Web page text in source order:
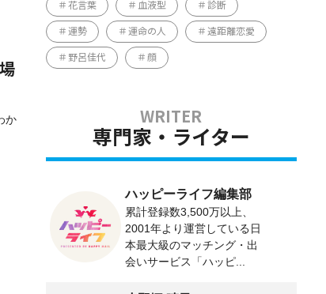
か
花言葉 血液型 診断
運勢 運命の人 遠距離恋愛
野呂佳代 顔
専門家・ライター
ハッピーライフ編集部
累計登録数3,500万以上、
2001年より運営している日
本最大級のマッチング・出
会いサービス「ハッピ...